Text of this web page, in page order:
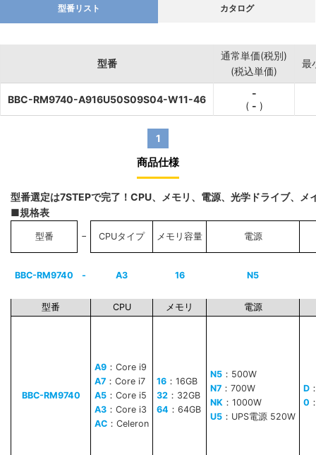
型番リスト カタログ
型番
通常単価(税別)
(税込単価)
最
BBC-RM9740-A916U50S09S04-W11-46
-
( - )
1
商品仕様
型番選定は7STEPで完了！CPU、メモリ、電源、光学ドライブ、
■規格表
型番 − CPUタイプ メモリ容量 電源
BBC-RM9740 - A3 16 N5
型番 CPU メモリ 電源
BBC-RM9740
A9 ：Core i9
A7 ：Core i7
A5 ：Core i5
A3 ：Core i3
AC ：Celeron
16 ：16GB
32 ：32GB
64 ：64GB
N5 ：500W
N7 ：700W
NK ：1000W
U5 ：UPS電源 520W
D
0